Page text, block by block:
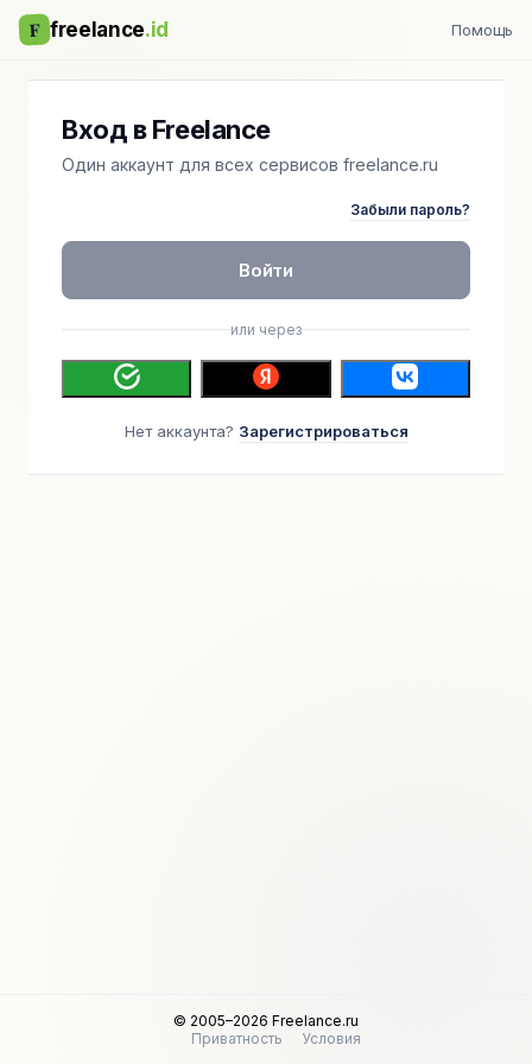
F freelance.id Помощь
Вход в Freelance
Один аккаунт для всех сервисов freelance.ru
Забыли пароль?
Войти
или через
Нет аккаунта? Зарегистрироваться
© 2005–2026 Freelance.ru
Приватность
Условия